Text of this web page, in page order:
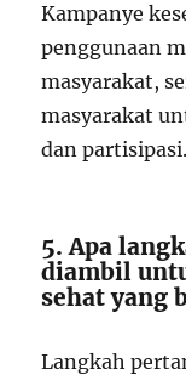
Kampanye
penggunaan
masyarakat,
masyarakat
dan partisipasi.
5. Apa
diambil
sehat yang
Langkah